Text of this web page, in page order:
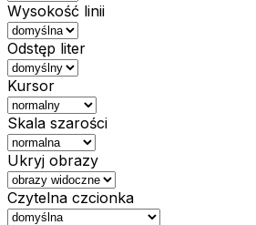
Wysokość linii
Odstęp liter
Kursor
Skala szarości
Ukryj obrazy
Czytelna czcionka